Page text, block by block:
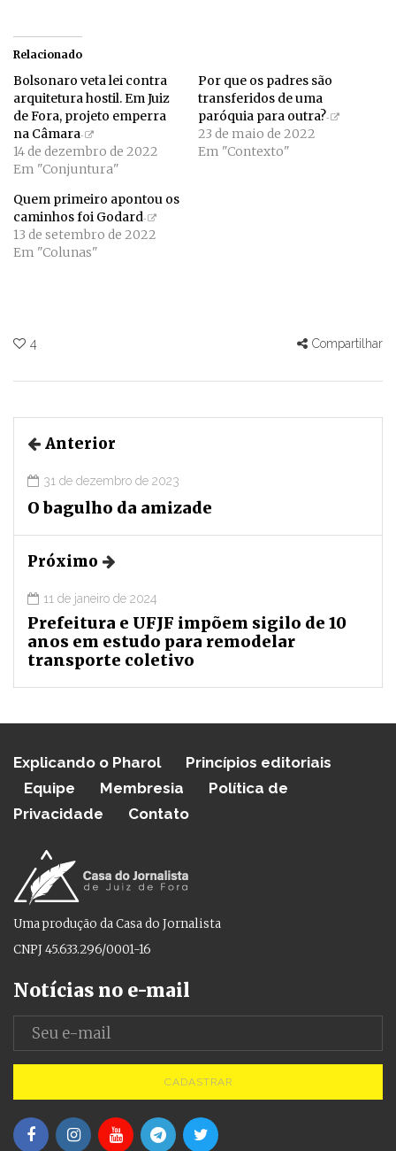
Relacionado
Bolsonaro veta lei contra
arquitetura hostil. Em Juiz
de Fora, projeto emperra
na Câmara
14 de dezembro de 2022
Em "Conjuntura"
Por que os padres são
transferidos de uma
paróquia para outra?
23 de maio de 2022
Em "Contexto"
Quem primeiro apontou os
caminhos foi Godard
13 de setembro de 2022
Em "Colunas"
4 Compartilhar
Anterior
31 de dezembro de 2023
O bagulho da amizade
Próximo
11 de janeiro de 2024
Prefeitura e UFJF impõem sigilo de 10
anos em estudo para remodelar
transporte coletivo
Explicando o Pharol
Princípios editoriais
Equipe
Membresia
Política de
Privacidade
Contato
Uma produção da Casa do Jornalista
CNPJ 45.633.296/0001-16
Notícias no e-mail
CADASTRAR